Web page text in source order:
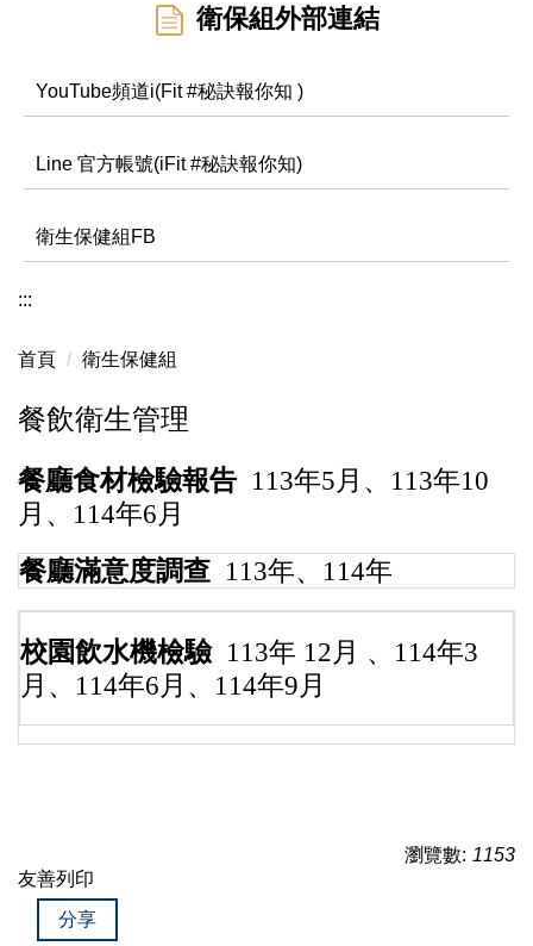
衛保組外部連結
YouTube頻道i(Fit #秘訣報你知 )
Line 官方帳號(iFit #秘訣報你知)
衛生保健組FB
:::
首頁 衛生保健組
餐飲衛生管理
餐廳食材檢驗報告 113年5月 、 113年10
月 、 114年6月
餐廳滿意度調查 113年、 114年
校園飲水機檢驗 113年 12月 、 114年3
月 、 114年6月 、 114年9月
瀏覽數: 1153
友善列印
分享